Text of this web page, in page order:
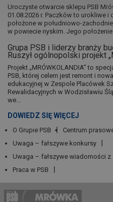
Uroczyste otwarcie sklepu PSB
01.08.2026 r. Paczków to urokliwe
położone w południowo-
w powiecie nyskim. Jego
Grupa PSB i liderzy branży
Ruszył ogólnopolski projekt
Projekt „MRÓWKOLANDIA” to
PSB, której celem jest remont i
edukacyjnej w Zespole Placówek
Rewalidacyjnych w Wodzisławiu
we...
DOWIEDZ SIĘ WIĘCEJ
O Grupie PSB Centrum
Uwaga – fałszywe konkursy
Uwaga – fałszywe wiadomości
Praca w PSB